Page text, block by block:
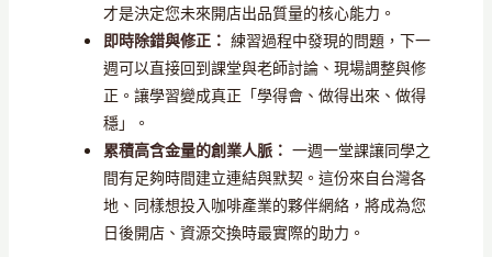
才是決定您未來開店出品質量的核心能力。
即時除錯與修正： 練習過程中發現的問題，下一
週可以直接回到課堂與老師討論、現場調整與修
正。讓學習變成真正「學得會、做得出來、做得
穩」。
累積高含金量的創業人脈： 一週一堂課讓同學之
間有足夠時間建立連結與默契。這份來自台灣各
地、同樣想投入咖啡產業的夥伴網絡，將成為您
日後開店、資源交換時最實際的助力。